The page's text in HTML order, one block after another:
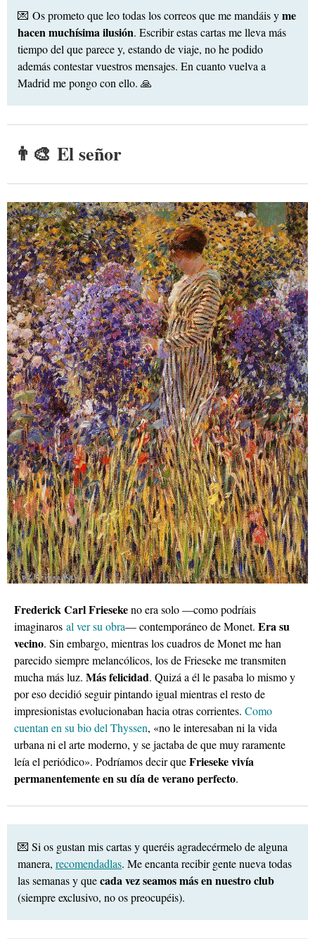
💌 Os prometo que leo todas los correos que me mandáis yme
hacen muchísima ilusión. Escribir estas cartas me lleva más
tiempo del que parece y, estando de viaje, no he podido
además contestar vuestros mensajes. En cuanto vuelva a
Madrid me pongo con ello. 🙏
👨‍🎨 El señor
Frederick Carl Friesekeno era solo —como podríais
imaginaros al ver su obra— contemporáneo de Monet. Era su
vecino. Sin embargo, mientras los cuadros de Monet me han
parecido siempre melancólicos, los de Frieseke me transmiten
mucha más luz. Más felicidad. Quizá a él le pasaba lo mismo y
por eso decidió seguir pintando igual mientras el resto de
impresionistas evolucionaban hacia otras corrientes. Como
cuentan en su bio del Thyssen, «no le interesaban ni la vida
urbana ni el arte moderno, y se jactaba de que muy raramente
leía el periódico». Podríamos decir queFrieseke vivía
permanentemente en su día de verano perfecto.
💌 Si os gustan mis cartas y queréis agradecérmelo de alguna
manera, recomendadlas. Me encanta recibir gente nueva todas
las semanas y quecada vez seamos más en nuestro club
(siempre exclusivo, no os preocupéis).